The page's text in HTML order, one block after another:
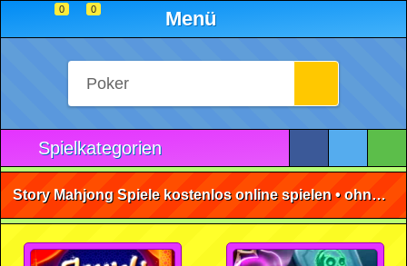
0 0 Menü
Spielkategorien
Story Mahjong Spiele kostenlos online spielen • ohne Anmeldung 🕹️